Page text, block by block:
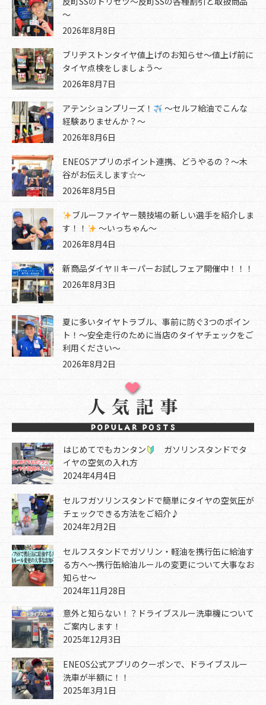
～
2026年8月8日
ブリヂストンタイヤ値上げのお知らせ～値上げ前に
タイヤ点検をしましょう～
2026年8月7日
アテンションプリーズ！
～セルフ給油でこんな
経験ありませんか？～
2026年8月6日
ENEOSアプリのポイント連携、どうやるの？～木
谷がお伝えします☆～
2026年8月5日
ブルーファイヤー競技場の新しい選手を紹介しま
す！！
～いっちゃん～
2026年8月4日
新商品ダイヤⅡキーパーお試しフェア開催中！！！
2026年8月3日
夏に多いタイヤトラブル、事前に防ぐ3つのポイン
ト！～安全走行のために当店のタイヤチェックをご
利用ください～
2026年8月2日
はじめてでもカンタン
ガソリンスタンドでタ
イヤの空気の入れ方
2024年4月4日
セルフガソリンスタンドで簡単にタイヤの空気圧が
チェックできる方法をご紹介♪
2024年2月2日
セルフスタンドでガソリン・軽油を携行缶に給油す
る方へ～携行缶給油ルールの変更について大事なお
知らせ～
2024年11月28日
意外と知らない！？ドライブスルー洗車機について
ご案内します！
2025年12月3日
ENEOS公式アプリのクーポンで、ドライブスルー
洗車が半額に！！
2025年3月1日